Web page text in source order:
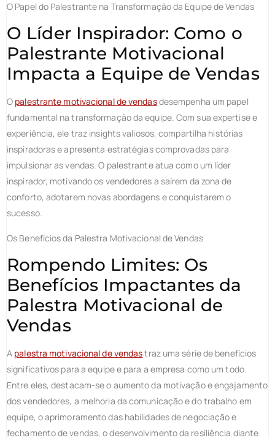
O Papel do Palestrante na Transformação da Equipe de Vendas
O Líder Inspirador: Como o
Palestrante Motivacional
Impacta a Equipe de Vendas
O palestrante motivacional de vendasdesempenha um papel
fundamental na transformação da equipe. Com sua expertise e
experiência, ele traz insights valiosos, compartilha histórias
inspiradoras e apresenta estratégias comprovadas para
impulsionar as vendas. O palestrante atua como um líder
inspirador, motivando os vendedores a saírem da zona de
conforto, adotarem novas abordagens e conquistarem o
sucesso.
Os Benefícios da Palestra Motivacional de Vendas
Rompendo Limites: Os
Benefícios Impactantes da
Palestra Motivacional de
Vendas
A palestra motivacional de vendastraz uma série de benefícios
significativos para a equipe e para a empresa como um todo.
Entre eles, destacam-se o aumento da motivação e engajamento
dos vendedores, a melhoria da comunicação e do trabalho em
equipe, o aprimoramento das habilidades de negociação e
fechamento de vendas, o desenvolvimento da resiliência diante